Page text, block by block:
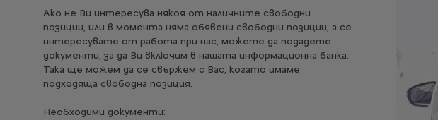
Ако не Ви интересува някоя от наличните свободни
позиции, или в момента няма обявени свободни позиции, а се
интересувате от работа при нас, можете да подадете
документи, за да Ви включим в нашата информационна банка.
Така ще можем да се свържем с Вас, когато имаме
подходяща свободна позиция.
Необходими документи: